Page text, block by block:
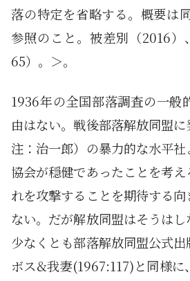
落の特定を省略する。概要は
参照のこと。被差別（2016
65）。＞。
1936年の全国部落調査の一般
由はない。戦後部落解放同盟
注：治一郎）の暴力的な水平
協会が穏健であったことを考
れを攻撃することを期待する
ない。だが解放同盟はそうはし
少なくとも部落解放同盟公式
ボス&我妻(1967:117)と同様に